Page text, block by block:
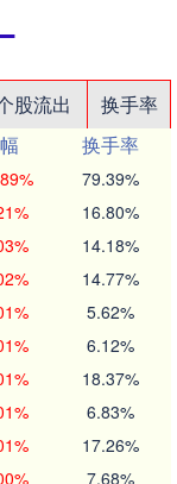
股流出
换手率
换手率
79.39%
16.80%
14.18%
14.77%
5.62%
6.12%
18.37%
6.83%
17.26%
7.68%